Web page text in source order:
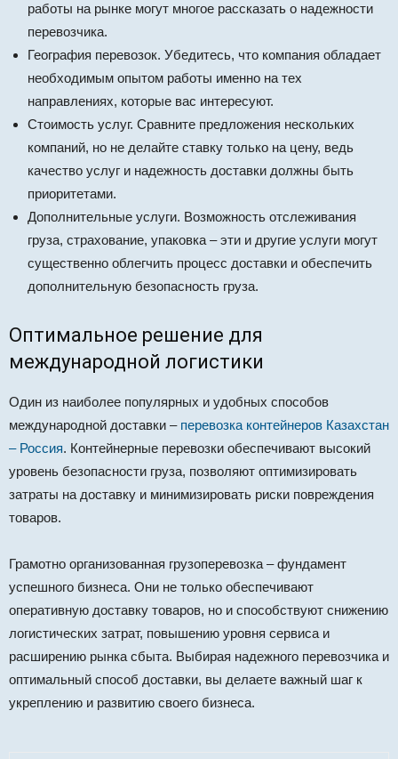
работы на рынке могут многое рассказать о надежности
перевозчика.
География перевозок. Убедитесь, что компания обладает
необходимым опытом работы именно на тех
направлениях, которые вас интересуют.
Стоимость услуг. Сравните предложения нескольких
компаний, но не делайте ставку только на цену, ведь
качество услуг и надежность доставки должны быть
приоритетами.
Дополнительные услуги. Возможность отслеживания
груза, страхование, упаковка – эти и другие услуги могут
существенно облегчить процесс доставки и обеспечить
дополнительную безопасность груза.
Оптимальное решение для
международной логистики
Один из наиболее популярных и удобных способов
международной доставки – перевозка контейнеров Казахстан
– Россия. Контейнерные перевозки обеспечивают высокий
уровень безопасности груза, позволяют оптимизировать
затраты на доставку и минимизировать риски повреждения
товаров.
Грамотно организованная грузоперевозка – фундамент
успешного бизнеса. Они не только обеспечивают
оперативную доставку товаров, но и способствуют снижению
логистических затрат, повышению уровня сервиса и
расширению рынка сбыта. Выбирая надежного перевозчика и
оптимальный способ доставки, вы делаете важный шаг к
укреплению и развитию своего бизнеса.